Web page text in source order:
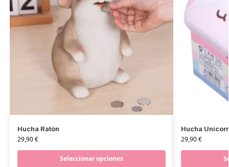
Hucha Ratón
29,90€
Seleccionar opciones
Hucha
29,90€